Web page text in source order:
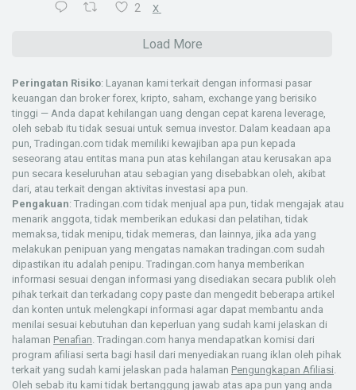
2 X
Load More
Peringatan Risiko: Layanan kami terkait dengan informasi pasar
keuangan dan broker forex, kripto, saham, exchange yang berisiko
tinggi — Anda dapat kehilangan uang dengan cepat karena leverage,
oleh sebab itu tidak sesuai untuk semua investor. Dalam keadaan apa
pun, Tradingan.com tidak memiliki kewajiban apa pun kepada
seseorang atau entitas mana pun atas kehilangan atau kerusakan apa
pun secara keseluruhan atau sebagian yang disebabkan oleh, akibat
dari, atau terkait dengan aktivitas investasi apa pun.
Pengakuan: Tradingan.com tidak menjual apa pun, tidak mengajak atau
menarik anggota, tidak memberikan edukasi dan pelatihan, tidak
memaksa, tidak menipu, tidak memeras, dan lainnya, jika ada yang
melakukan penipuan yang mengatas namakan tradingan.com sudah
dipastikan itu adalah penipu. Tradingan.com hanya memberikan
informasi sesuai dengan informasi yang disediakan secara publik oleh
pihak terkait dan terkadang copy paste dan mengedit beberapa artikel
dan konten untuk melengkapi informasi agar dapat membantu anda
menilai sesuai kebutuhan dan keperluan yang sudah kami jelaskan di
halaman Penafian. Tradingan.com hanya mendapatkan komisi dari
program afiliasi serta bagi hasil dari menyediakan ruang iklan oleh pihak
terkait yang sudah kami jelaskan pada halaman Pengungkapan Afiliasi.
Oleh sebab itu kami tidak bertanggung jawab atas apa pun yang anda